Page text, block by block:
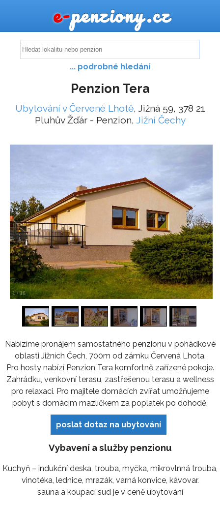
e-penziony.cz
... podrobné hledání
Penzion Tera
Ubytování v Červené Lhotě, Jižná 59, 378 21
Pluhův Žďár - Penzion, Jižní Čechy
1/16
Nabízíme pronájem samostatného penzionu v pohádkové
oblasti Jižních Čech, 700m od zámku Červená Lhota.
Pro hosty nabízí Penzion Tera komfortně zařízené pokoje.
Zahrádku, venkovní terasu, zastřešenou terasu a wellness
pro relaxaci. Pro majitele domácích zvířat umožňujeme
pobyt s domácím mazlíčkem za poplatek po dohodě.
poslat dotaz na ubytování
Vybavení a služby penzionu
Kuchyň – indukční deska, trouba, myčka, mikrovlnná trouba,
vinotéka, lednice, mrazák, varná konvice, kávovar.
sauna a koupací sud je v ceně ubytování